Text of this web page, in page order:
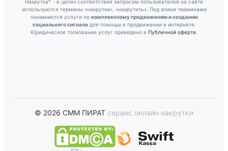
Накрутка* - в целях соответствия запросам пользователей на сайте
используются термины «накрутка», «накрутить». Под этими терминами
понимаются услуги по комплексному продвижению и созданию
социального сигналадля помощи в продвижении в интернете.
Юридическое толкование услуг приведено в Публичной оферте
© 2026 СММ ПИРАТ сервис онлайн накрутки